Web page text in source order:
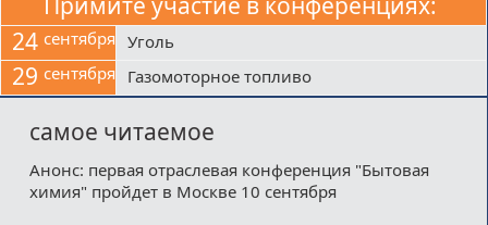
24 сентября Уголь
29 сентября Газомоторное топливо
самое читаемое
Анонс: первая отраслевая конференция "Бытовая
химия" пройдет в Москве 10 сентября